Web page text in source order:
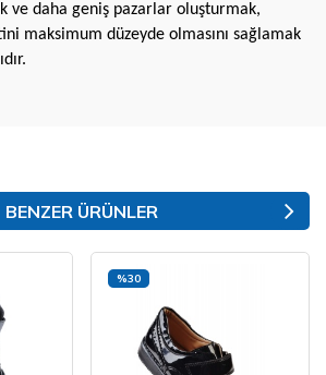
ve daha geniş pazarlar oluşturmak,
maksimum düzeyde olmasını sağlamak
BENZER ÜRÜNLER
%30